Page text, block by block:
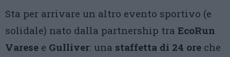
Sta per arrivare un altro evento sportivo (e
solidale) nato dalla partnership tra EcoRun
Varese e Gulliver: una staffetta di 24 ore che